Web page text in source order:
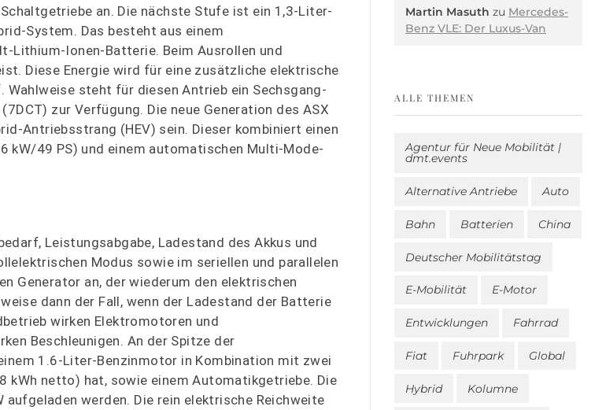
an. Die nächste Stufe ist ein 1,3-Liter-
System. Das besteht aus einem
Lithium-Ionen-Batterie. Beim Ausrollen und
Diese Energie wird für eine zusätzliche elektrische
steht für diesen Antrieb ein Sechsgang-
zur Verfügung. Die neue Generation des ASX
Antriebsstrang (HEV) sein. Dieser kombiniert einen
kW/49 PS) und einem automatischen Multi-Mode-
Leistungsabgabe, Ladestand des Akkus und
Modus sowie im seriellen und parallelen
Generator an, der wiederum den elektrischen
dann der Fall, wenn der Ladestand der Batterie
wirken Elektromotoren und
Beschleunigen. An der Spitze der
1.6-Liter-Benzinmotor in Kombination mit zwei
kWh netto) hat, sowie einem Automatikgetriebe. Die
werden. Die rein elektrische Reichweite
Martin Masuth zu Mercedes-
Benz VLE: Der Luxus-Van
ALLE THEMEN
Agentur für Neue Mobilität |
dmt.events
Alternative Antriebe Auto
Bahn Batterien China
Deutscher Mobilitätstag
E-Mobilität E-Motor
Entwicklungen Fahrrad
Fiat Fuhrpark Global
Hybrid Kolumne